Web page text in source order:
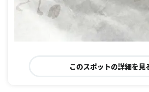
このスポットの詳細を見